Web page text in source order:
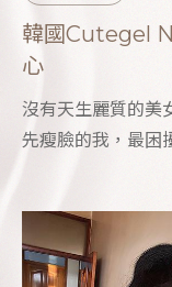
韓國Cutegel
心
沒有天生麗質的美
先瘦臉的我，最困